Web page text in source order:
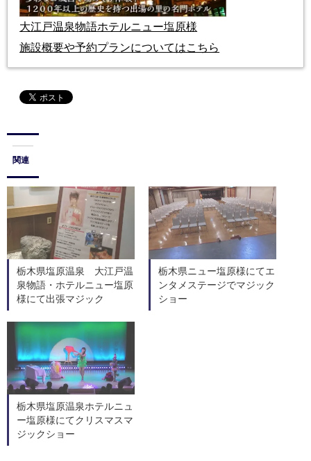
大江戸温泉物語ホテルニュー塩原様
施設概要や予約プランについてはこちら
関連
栃木県塩原温泉 大江戸温
泉物語・ホテルニュー塩原
様にて出張マジック
栃木県ニュー塩原様にてエ
ンタメステージでマジック
ショー
栃木県塩原温泉ホテルニュ
ー塩原様にてクリスマスマ
ジックショー